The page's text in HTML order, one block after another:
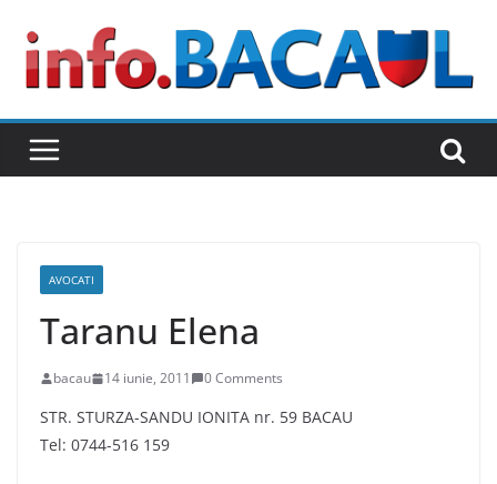
content
AVOCATI
Taranu Elena
bacau 14 iunie, 2011 0 Comments
STR. STURZA-SANDU IONITA nr. 59 BACAU
Tel: 0744-516 159